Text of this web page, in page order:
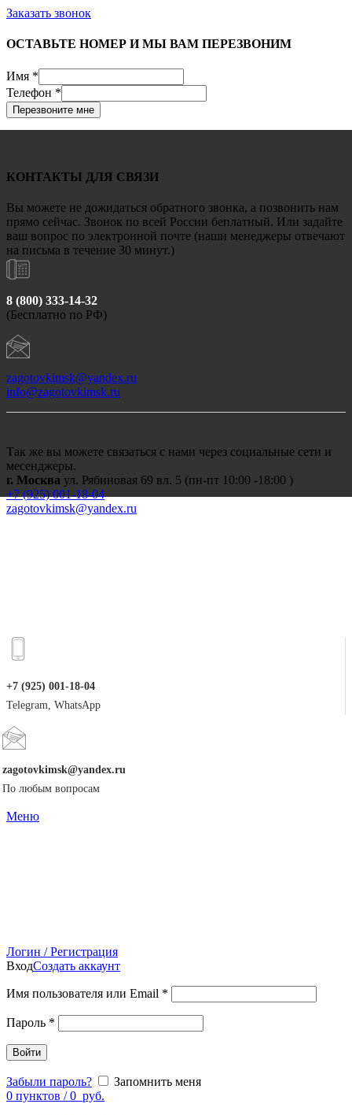
Заказать звонок
ОСТАВЬТЕ НОМЕР И МЫ ВАМ ПЕРЕЗВОНИМ
Имя *
Телефон *
Перезвоните мне
КОНТАКТЫ ДЛЯ СВЯЗИ
Вы можете не дожидаться обратного звонка, а позвонить нам
прямо сейчас. Звонок по всей России беплатный. Или задайте
ваш вопрос по электронной почте (наши менеджеры отвечают
на письма в течение 30 минут.)
8 (800) 333-14-32
(Бесплатно по РФ)
zagotovkimsk@yandex.ru
info@zagotovkimsk.ru
Так же вы можете связаться с нами через социальные сети и
месенджеры.
г. Москва ул. Рябиновая 69 вл. 5 (пн-пт 10:00 -18:00 )
+7 (925) 001-18-04
zagotovkimsk@yandex.ru
+7 (925) 001-18-04
Telegram, WhatsApp
zagotovkimsk@yandex.ru
По любым вопросам
Меню
Логин / Регистрация
ВходСоздать аккаунт
Имя пользователя или Email *
Пароль *
Войти
Забыли пароль?
Запомнить меня
0 пунктов / 0 руб.